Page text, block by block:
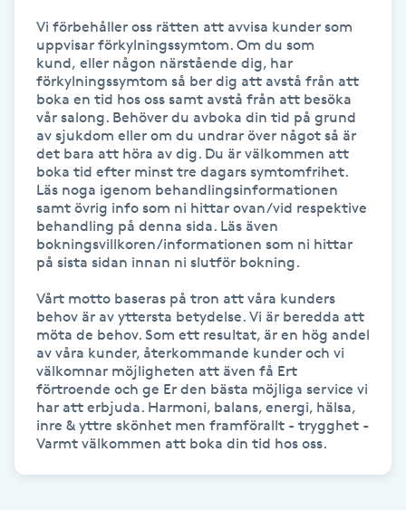
Fransrengöring
Frekvensterapi
Friskvård
Friskvårdsmassage
Frisör
Funktionsanalys
Färgning
Föning
Vi förbehåller oss rätten att avvisa kunder som
uppvisar förkylningssymtom. Om du som
kund, eller någon närstående dig, har
förkylningssymtom så ber dig att avstå från att
boka en tid hos oss samt avstå från att besöka
vår salong. Behöver du avboka din tid på grund
av sjukdom eller om du undrar över något så är
det bara att höra av dig. Du är välkommen att
boka tid efter minst tre dagars symtomfrihet.
Läs noga igenom behandlingsinformationen
samt övrig info som ni hittar ovan/vid respektive
behandling på denna sida. Läs även
bokningsvillkoren/informationen som ni hittar
på sista sidan innan ni slutför bokning.
Vårt motto baseras på tron att våra kunders
behov är av yttersta betydelse. Vi är beredda att
möta de behov. Som ett resultat, är en hög andel
av våra kunder, återkommande kunder och vi
välkomnar möjligheten att även få Ert
förtroende och ge Er den bästa möjliga service vi
har att erbjuda. Harmoni, balans, energi, hälsa,
inre & yttre skönhet men framförallt - trygghet -
Varmt välkommen att boka din tid hos oss.